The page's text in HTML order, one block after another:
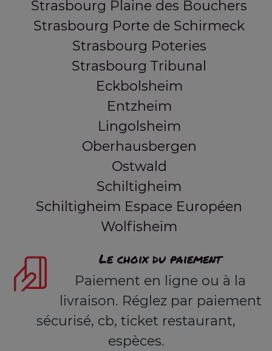
Strasbourg Plaine des Bouchers
Strasbourg Porte de Schirmeck
Strasbourg Poteries
Strasbourg Tribunal
Eckbolsheim
Entzheim
Lingolsheim
Oberhausbergen
Ostwald
Schiltigheim
Schiltigheim Espace Européen
Wolfisheim
Le choix du paiement
Paiement en ligne ou à la
livraison. Réglez par paiement
sécurisé, cb, ticket restaurant,
espèces.